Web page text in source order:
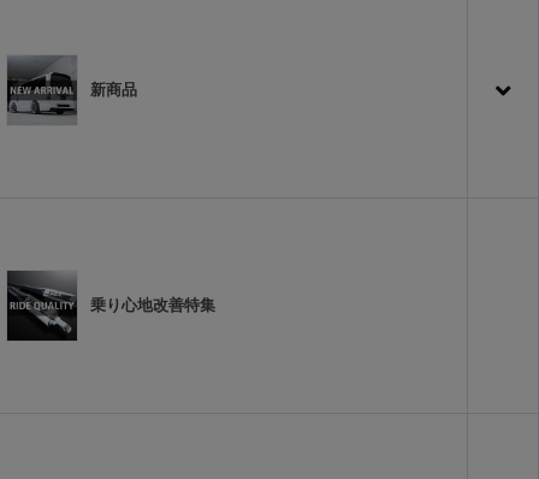
新商品
乗り心地改善特集